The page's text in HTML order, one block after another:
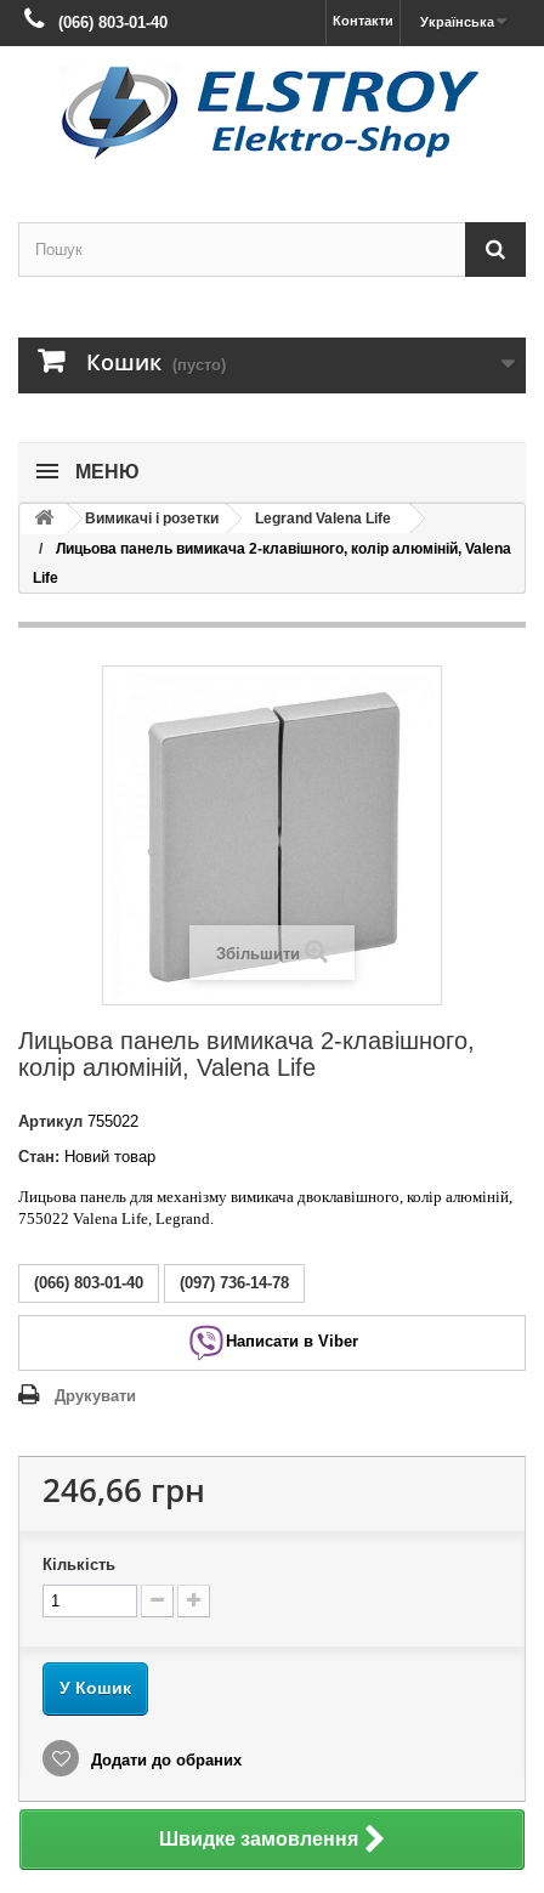
Українська
Контакти
(066) 803-01-40
Кошик (пусто)
МЕНЮ
Вимикачі і розетки
Legrand Valena Life
Лицьова панель вимикача 2-клавішного, колір алюміній, Valena
Life
Збільшити
Лицьова панель вимикача 2-клавішного,
колір алюміній, Valena Life
Артикул 755022
Стан: Новий товар
Лицьова панель для механізму вимикача двоклавішного, колір алюміній,
755022 Valena Life, Legrand.
(066) 803-01-40 (097) 736-14-78
Написати в Viber
Друкувати
246,66 грн
Кількість
У Кошик
Додати до обраних
Швидке замовлення